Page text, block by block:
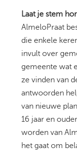
Laat je stem
AlmeloPraat
die enkele
invult over
gemeente wat
ze vinden van
antwoorden
van nieuwe
16 jaar en
worden van
het gaat om